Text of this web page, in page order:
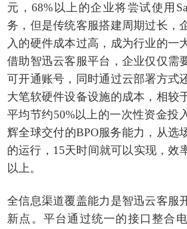
元，68%以上的企业将尝试使用
务，但是传统客服搭建周期过长，
入的硬件成本过高，成为行业的一
借助智迅云客服平台，企业仅仅需
可开通账号，同时通过云部署方式
大笔软硬件设备设施的成本，相较
平均节约50%以上的一次性资金投
辉全球交付的BPO服务能力，从选
的运行，15天时间就可以实现，效
以上。
全信息渠道覆盖能力是智迅云客服
新点。平台通过统一的接口整合